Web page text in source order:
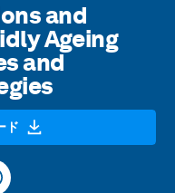
and
Ageing
and
ド